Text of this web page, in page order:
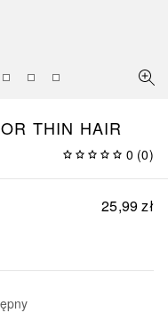
THIN HAIR
0 (0)
25,99 zł